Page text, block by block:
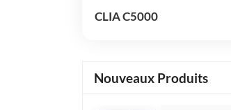
CLIA C5000
Nouveaux Produits